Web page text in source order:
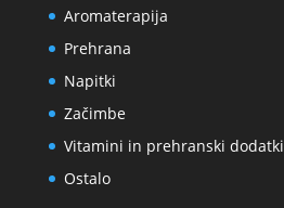
Aromaterapija
Prehrana
Napitki
Začimbe
Vitamini in prehranski dodatki
Ostalo